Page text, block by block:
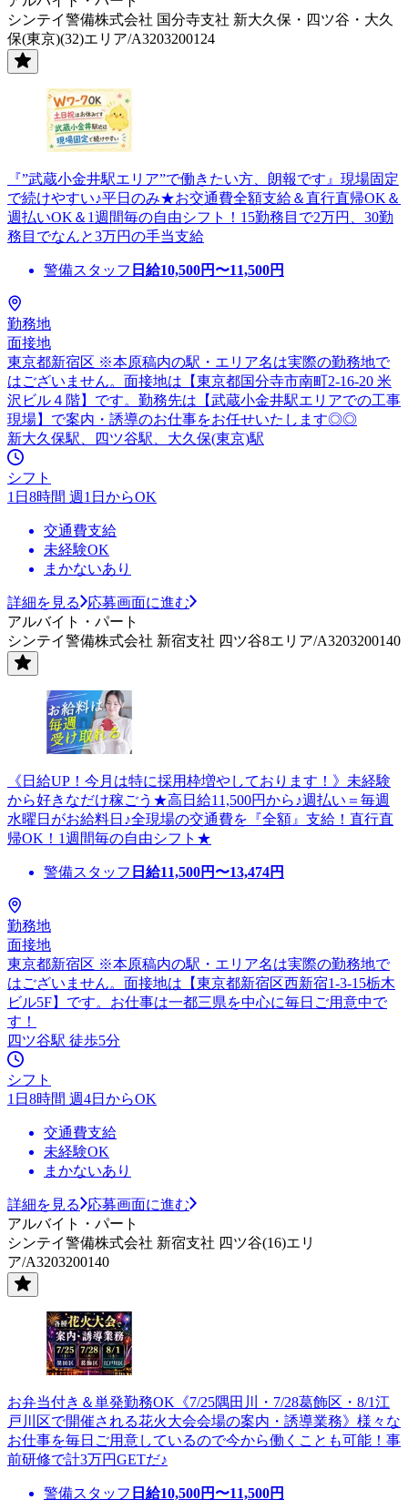
シンテイ警備株式会社 国分寺支社 新大久保・四ツ谷・大久
保(東京)(32)エリア/A3203200124
『”武蔵小金井駅エリア”で働きたい方、朗報です』現場固定
で続けやすい♪平日のみ★お交通費全額支給＆直行直帰OK＆
週払いOK＆1週間毎の自由シフト！15勤務目で2万円、30勤
務目でなんと3万円の手当支給
警備スタッフ 日給10,500円〜11,500円
勤務地
面接地
東京都新宿区 ※本原稿内の駅・エリア名は実際の勤務地で
はございません。面接地は【東京都国分寺市南町2-16-20 米
沢ビル４階】です。勤務先は【武蔵小金井駅エリアでの工事
現場】で案内・誘導のお仕事をお任せいたします◎◎
新大久保駅、四ツ谷駅、大久保(東京)駅
シフト
1日8時間 週1日からOK
交通費支給
未経験OK
まかないあり
詳細を見る
応募画面に進む
アルバイト・パート
シンテイ警備株式会社 新宿支社 四ツ谷8エリア/A3203200140
《日給UP！今月は特に採用枠増やしております！》未経験
から好きなだけ稼ごう★高日給11,500円から♪週払い＝毎週
水曜日がお給料日♪全現場の交通費を『全額』支給！直行直
帰OK！1週間毎の自由シフト★
警備スタッフ 日給11,500円〜13,474円
勤務地
面接地
東京都新宿区 ※本原稿内の駅・エリア名は実際の勤務地で
はございません。面接地は【東京都新宿区西新宿1-3-15栃木
ビル5F】です。お仕事は一都三県を中心に毎日ご用意中で
す！
四ツ谷駅 徒歩5分
シフト
1日8時間 週4日からOK
交通費支給
未経験OK
まかないあり
詳細を見る
応募画面に進む
アルバイト・パート
シンテイ警備株式会社 新宿支社 四ツ谷(16)エリ
ア/A3203200140
お弁当付き＆単発勤務OK《7/25隅田川・7/28葛飾区・8/1江
戸川区で開催される花火大会会場の案内・誘導業務》様々な
お仕事を毎日ご用意しているので今から働くことも可能！事
前研修で計3万円GETだ♪
警備スタッフ 日給10,500円〜11,500円